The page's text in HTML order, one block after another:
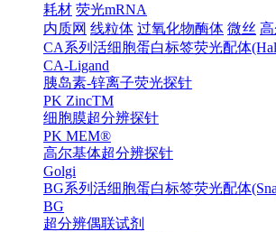
耗材 荧光mRNA
内质网 线粒体 过氧化物酶体 微丝
CA系列活细胞蛋白标签荧光配体
CA-Ligand
胰岛素-锌离子荧光探针
PK ZincTM
细胞膜超分辨探针
PK MEM®
高尔基体超分辨探针
Golgi
BG系列活细胞蛋白标签荧光配体
BG
超分辨偶联试剂